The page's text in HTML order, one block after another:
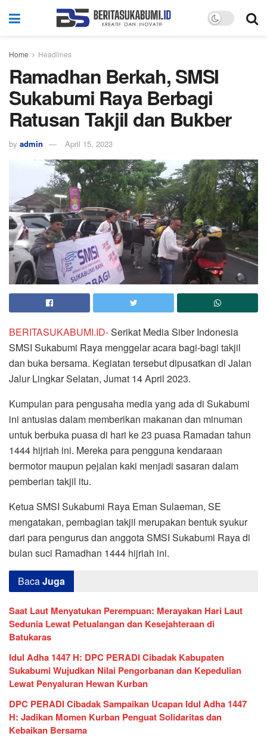
Home Headlines
Ramadhan Berkah, SMSI
Sukabumi Raya Berbagi
Ratusan Takjil dan Bukber
by admin April 15, 2023
BERITASUKABUMI.ID-Serikat Media Siber Indonesia
SMSI Sukabumi Raya menggelar acara bagi-bagi takjil
dan buka bersama. Kegiatan tersebut dipusatkan di Jalan
Jalur Lingkar Selatan, Jumat 14 April 2023.
Kumpulan para pengusaha media yang ada di Sukabumi
ini antusias dalam memberikan makanan dan minuman
untuk berbuka puasa di hari ke 23 puasa Ramadan tahun
1444 hijriah ini. Mereka para pengguna kendaraan
bermotor maupun pejalan kaki menjadi sasaran dalam
pemberian takjil itu.
Ketua SMSI Sukabumi Raya Eman Sulaeman, SE
mengatakan, pembagian takjil merupakan bentuk syukur
dari para pengurus dan anggota SMSI Sukabumi Raya di
bulan suci Ramadhan 1444 hijriah ini.
BacaJuga
Saat Laut Menyatukan Perempuan: Merayakan Hari Laut
Sedunia Lewat Petualangan dan Kesejahteraan di
Batukaras
Idul Adha 1447 H: DPC PERADI Cibadak Kabupaten
Sukabumi Wujudkan Nilai Pengorbanan dan Kepedulian
Lewat Penyaluran Hewan Kurban
DPC PERADI Cibadak Sampaikan Ucapan Idul Adha 1447
H: Jadikan Momen Kurban Penguat Solidaritas dan
Kebaikan Bersama